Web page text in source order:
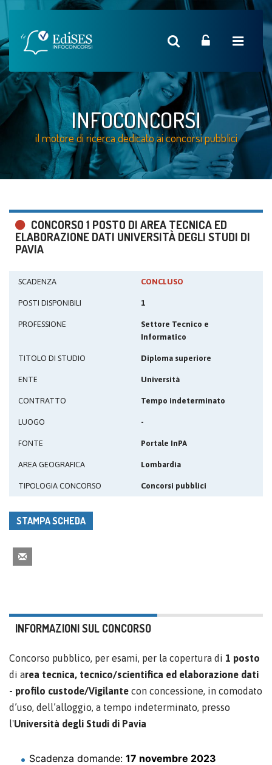
INFOCONCORSI
il motore di ricerca dedicato ai concorsi pubblici
CONCORSO 1 POSTO DI AREA TECNICA ED
ELABORAZIONE DATI UNIVERSITÀ DEGLI STUDI DI
PAVIA
SCADENZA CONCLUSO
POSTI DISPONIBILI 1
PROFESSIONE
Settore Tecnico e
Informatico
TITOLO DI STUDIO Diploma superiore
ENTE Università
CONTRATTO Tempo indeterminato
LUOGO -
FONTE Portale InPA
AREA GEOGRAFICA Lombardia
TIPOLOGIA CONCORSO Concorsi pubblici
STAMPA SCHEDA
INFORMAZIONI SUL CONCORSO
Concorso pubblico, per esami, per la copertura di 1 posto
di area tecnica, tecnico/scientifica ed elaborazione dati
- profilo custode/Vigilante con concessione, in comodato
d’uso, dell’alloggio, a tempo indeterminato, presso
l'Università degli Studi di Pavia
Scadenza domande: 17 novembre 2023